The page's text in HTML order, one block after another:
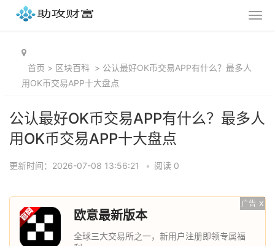
首页 > 区块百科 > 公认最好OK币交易APP有什么？最多人
用OK币交易APP十大盘点
公认最好OK币交易APP有什么？最多人
用OK币交易APP十大盘点
更新时间：2026-07-08 13:56:21 • 阅读 0
广告 X
欧意最新版本
全球三大交易所之一，新用户注册即领专属福